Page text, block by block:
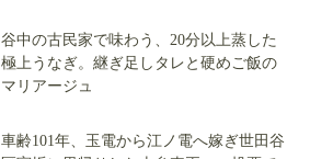
谷中の古民家で味わう、20分以上蒸した
極上うなぎ。継ぎ足しタレと硬めご飯の
マリアージュ
車齢101年、玉電から江ノ電へ嫁ぎ世田谷